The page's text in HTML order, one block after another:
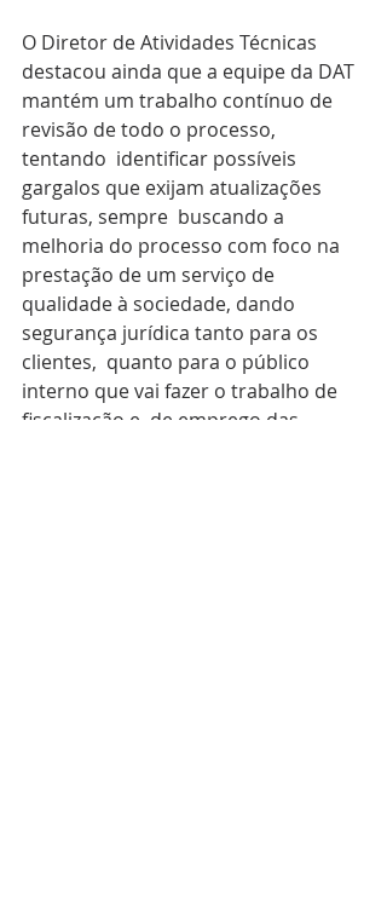
O Diretor de Atividades Técnicas
destacou ainda que a equipe da DAT
mantém um trabalho contínuo de
revisão de todo o processo,
tentando  identificar possíveis
gargalos que exijam atualizações
futuras, sempre  buscando a
melhoria do processo com foco na
prestação de um serviço de
qualidade à sociedade, dando
segurança jurídica tanto para os
clientes,  quanto para o público
interno que vai fazer o trabalho de
fiscalização e  de emprego das